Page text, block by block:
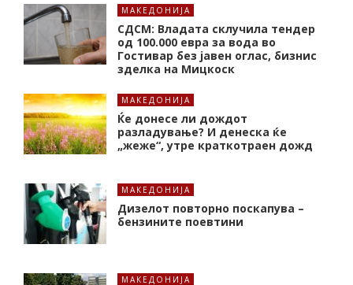
МАКЕДОНИЈА
СДСМ: Владата склучила тендер
од 100.000 евра за вода во
Гостивар без јавен оглас, бизнис
зделка на Мицкоск
МАКЕДОНИЈА
Ќе донесе ли дождот
разладување? И денеска ќе
„жеже“, утре краткотраен дожд
МАКЕДОНИЈА
Дизелот повторно поскапува –
бензините поевтини
МАКЕДОНИЈА